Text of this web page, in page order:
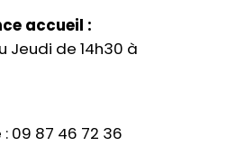
accueil :
Jeudi de 14h30 à
09 87 46 72 36